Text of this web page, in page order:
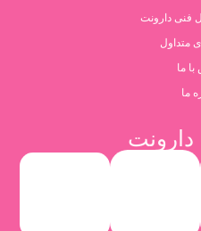
فنی دارونت
متداول
ما
ما
دارونت